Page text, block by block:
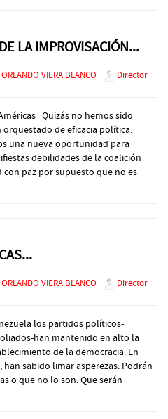
LA IMPROVISACIÓN...
ORLANDO VIERA BLANCO
Director
Quizás no hemos sido
de eficacia política.
una nueva oportunidad para
debilidades de la coalición
paz por supuesto que no es
ORLANDO VIERA BLANCO
Director
los partidos políticos-
han mantenido en alto la
de la democracia. En
sabido limar asperezas. Podrán
o que no lo son. Que serán